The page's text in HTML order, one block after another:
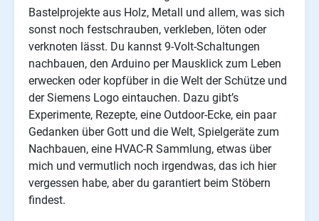
Bastelprojekte aus Holz, Metall und allem, was sich
sonst noch festschrauben, verkleben, löten oder
verknoten lässt. Du kannst 9-Volt-Schaltungen
nachbauen, den Arduino per Mausklick zum Leben
erwecken oder kopfüber in die Welt der Schütze und
der Siemens Logo eintauchen. Dazu gibt’s
Experimente, Rezepte, eine Outdoor-Ecke, ein paar
Gedanken über Gott und die Welt, Spielgeräte zum
Nachbauen, eine HVAC-R Sammlung, etwas über
mich und vermutlich noch irgendwas, das ich hier
vergessen habe, aber du garantiert beim Stöbern
findest.